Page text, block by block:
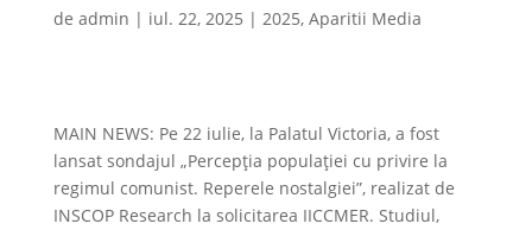
de admin | iul. 22, 2025 | 2025, Aparitii Media
MAIN NEWS: Pe 22 iulie, la Palatul Victoria, a fost
lansat sondajul „Percepția populației cu privire la
regimul comunist. Reperele nostalgiei”, realizat de
INSCOP Research la solicitarea IICCMER. Studiul,